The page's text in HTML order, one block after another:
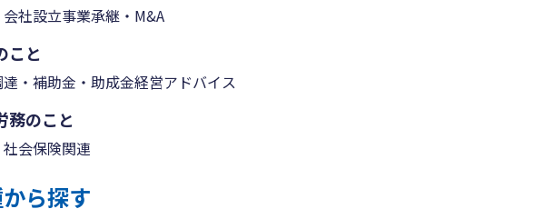
社設立事業承継・M&A
こと
・補助金・助成金経営アドバイス
務のこと
会保険関連
ら探す